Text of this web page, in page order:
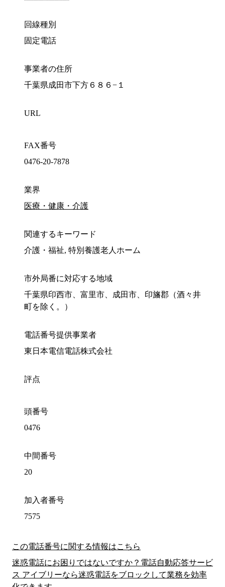
回線種別
固定電話
事業者の住所
千葉県成田市下方６８６−１
URL
FAX番号
0476-20-7878
業界
医療・健康・介護
関連するキーワード
介護・福祉, 特別養護老人ホーム
市外局番に対応する地域
千葉県印西市、富里市、成田市、印旛郡（酒々井
町を除く。）
電話番号提供事業者
東日本電信電話株式会社
評点
頭番号
0476
中間番号
20
加入者番号
7575
この電話番号に関する情報はこちら
迷惑電話にお困りではないですか？電話自動応答サービ
ス アイブリーなら迷惑電話をブロックして業務を効率